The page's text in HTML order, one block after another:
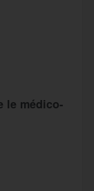
le médico-